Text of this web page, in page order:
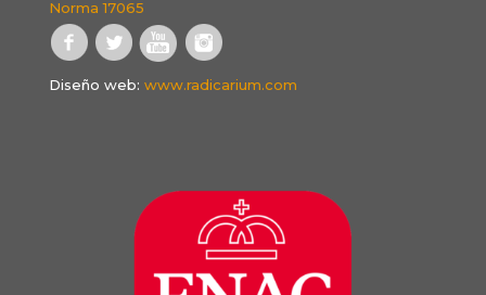
Norma 17065
Diseño web: www.radicarium.com